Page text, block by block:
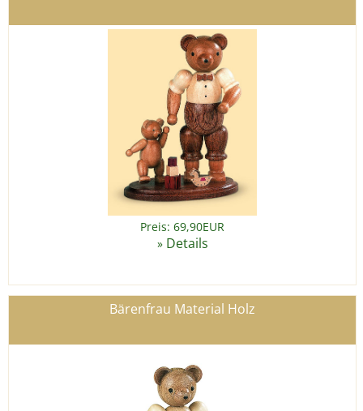
Preis: 69,90EUR
» Details
Bärenfrau Material Holz